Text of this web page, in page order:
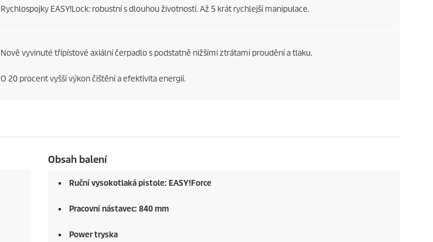
Rychlospojky EASY!Lock: robustní s dlouhou životností. Až 5 krát rychlejší manipulace.
Nově vyvinuté třípístové axiální čerpadlo s podstatně nižšími ztrátami proudění a tlaku.
O 20 procent vyšší výkon čištění a efektivita energií.
Obsah balení
Ruční vysokotlaká pistole: EASY!Force
Pracovní nástavec: 840 mm
Power tryska